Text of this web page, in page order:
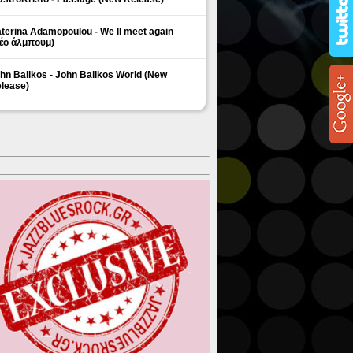
Adamopoulou - We ll meet again
άλμπουμ)
Balikos - John Balikos World (New